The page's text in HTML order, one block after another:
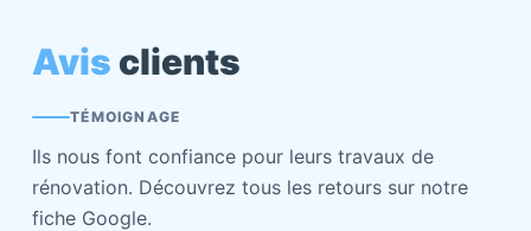
Avis clients
TÉMOIGNAGE
Ils nous font confiance pour leurs travaux de
rénovation. Découvrez tous les retours sur notre
fiche Google.